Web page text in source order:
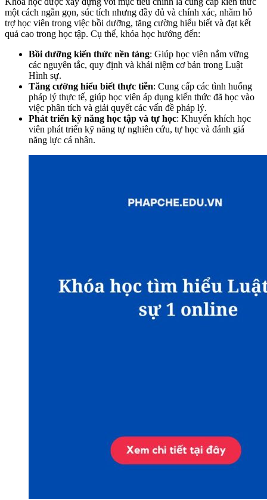
một cách ngắn gọn, súc tích nhưng đầy đủ và chính xác, nhằm hỗ
trợ học viên trong việc bồi dưỡng, tăng cường hiểu biết và đạt kết
quả cao trong học tập. Cụ thể, khóa học hướng đến:
Bồi dưỡng kiến thức nền tảng: Giúp học viên nắm vững
các nguyên tắc, quy định và khái niệm cơ bản trong Luật
Hình sự.
Tăng cường hiểu biết thực tiễn: Cung cấp các tình huống
pháp lý thực tế, giúp học viên áp dụng kiến thức đã học vào
việc phân tích và giải quyết các vấn đề pháp lý.
Phát triển kỹ năng học tập và tự học: Khuyến khích học
viên phát triển kỹ năng tự nghiên cứu, tự học và đánh giá
năng lực cá nhân.